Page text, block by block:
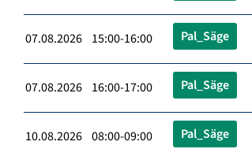
07.08.2026 15:00-16:00 Pal_Säge
07.08.2026 16:00-17:00 Pal_Säge
10.08.2026 08:00-09:00 Pal_Säge